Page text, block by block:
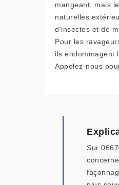
mangeant, mais
naturelles
d'insectes et de
Pour les
ils endommagent
Appelez-nous
Sur